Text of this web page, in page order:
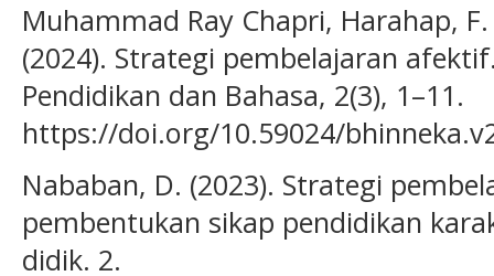
Muhammad Ray Chapri, Harahap,
(2024). Strategi pembelajaran
Pendidikan dan Bahasa, 2(3), 1–11.
https://doi.org/10.59024/
Nababan, D. (2023). Strategi
pembentukan sikap pendidikan
didik. 2.